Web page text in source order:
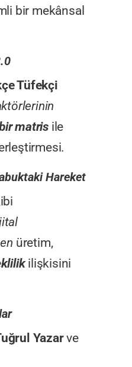
bir mekânsal
Tüfekçi
matris ile
Hareket
üretim,
ilişkisini
Yazarve